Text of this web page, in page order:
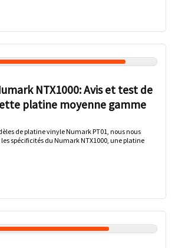
NTX1000: Avis et test de
platine moyenne gamme
de platine vinyle Numark PT01, nous nous
spécificités du Numark NTX1000, une platine